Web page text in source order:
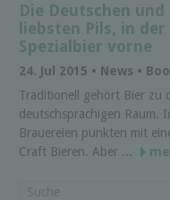
Die Deutschen
liebsten Pils, in
Spezialbier vorne
24. Jul 2015 • News •
Traditionell gehört Bier zu
deutschsprachigen Raum.
Brauereien punkten mit
Craft Bieren. Aber ...